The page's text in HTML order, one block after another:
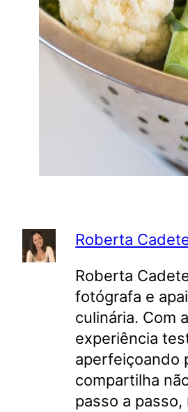
Roberta
Roberta
fotógrafa e
culinária. Com
experiência
aperfeiçoando
compartilha
passo a